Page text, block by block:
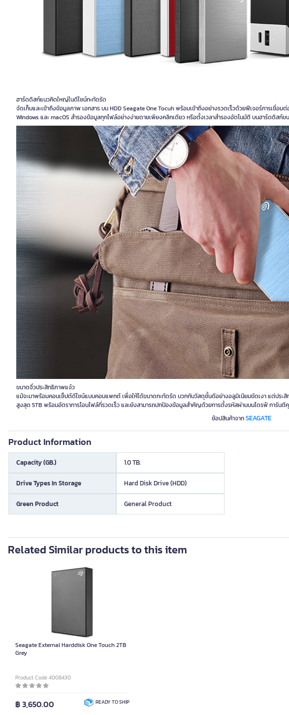
ฮาร์ดดิสก์แนวคิดใหญ่ในดีไซน์กะทัดรัด
จัดเก็บและเข้าถึงข้อมูลภาพ เอกสาร บน HDD Seagate One Tocuh พร้อมเข้าถึงอย่างรวดเร็วด้วยฟีเจอร์การเชื่อ
Windows และ macOS สำรองข้อมูลทุกไฟล์อย่างง่ายดายเพียงคลิกเดียว หรือตั้งเวลาสำรองอัตโนมัติ บนฮาร์ดดิสก์ข
ขนาดจิ๋วประสิทธิภาพแจ๋ว
แม้จะมาพร้อมคอนเซ็ปต์ดีไซน์แบบคอมแพกต์ เพื่อให้ได้ขนาดกะทัดรัด บวกกับวัสดุชั้นดีอย่างอลูมิเนียมขัดเงา แต่ประสิ
สูงสุด 5TB พร้อมอัตราการโอนไฟล์ที่รวดเร็ว และยังสามารถปกป้องข้อมูลสำคัญด้วยการตั้งรหัสผ่านบนไดรฟ์ การัน
ช้อปสินค้าจากSEAGATE
Product Information
Capacity (GB.) 1.0 TB.
Drive Types In Storage Hard Disk Drive (HDD)
Green Product General Product
Related Similar products to this item
Seagate External Harddisk One Touch 2TB
Grey
Product Code 4008430
฿ 3,650.00 READY TO SHIP